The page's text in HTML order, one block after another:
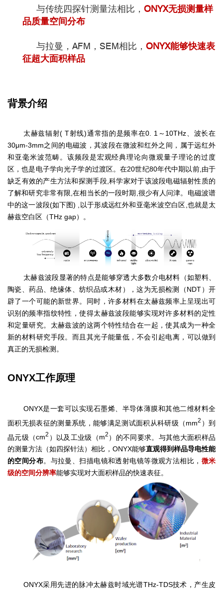
与传统四探针测量法相比， ONYX无损测量样
品质量空间分布
与拉曼，AFM，SEM相比， ONYX能够快速表
征超大面积样品
背景介绍
太赫兹辐射( T射线)通常指的是频率在0. 1 ～ 10THz 、波长在
30μm-3mm之间的电磁波，其波段在微波和红外之间，属于远红外
和亚毫米波范畴。该频段是宏观经典理论向微观量子理论的过度
区，也是电子学向光子学的过渡区。在20世纪80年代中期以前, 由于
缺乏有效的产生方法和探测手段, 科学家对于该波段电磁辐射性质的
了解和研究非常有限 ,在相当长的一段时期 很少有人问津。电磁波谱
中的这一波段(如下图) , 以于形成远红外和亚毫米波空白区 也就是太
赫兹空白区（THz gap）。
太赫兹波段显著的特点是能够穿透大多数介电材料（如塑料、
陶瓷、药品、绝缘体、纺织品或木材），这为无损检测（NDT）开
辟了一个可能的新世界。同时，许多材料在太赫兹频率上呈现出可
识别的频率指纹特性，使得太赫兹波段能够实现对许多材料的定性
和定量研究。太赫兹波的这两个特性结合在一起，使其成为一种全
新的材料研究手段。而且其光子能量低，不会引起电离，可以做到
真正的无损检测。
ONYX工作原理
ONYX是一套可以实现石墨烯、半导体薄膜和其他二维材料全
面积无损表征的测量系统，能够满足测试面积从科研级（mm2 ）到
晶元级（cm2 ）以及工业级（m2 ）的不同要求。与其他大面积样品
的测量方法（如四探针法）相比， ONYX能够直观得到样品导电性能
的空间分布。与拉曼、扫描电镜和透射电镜等微观方法相比， 微米
级的空间分辨率能够实现对大面积样品的快速表征。
ONYX采用先进的脉冲太赫兹时域光谱THz-TDS技术，产生皮